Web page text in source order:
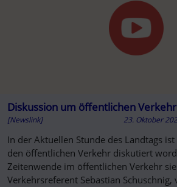
Diskussion um öffentlichen Verkehr
[Newslink] 23. Oktober
In der Aktuellen Stunde des Landtags
den öffentlichen Verkehr diskutiert
Zeitenwende im öffentlichen Verkehr
Verkehrsreferent Sebastian Schuschnig,